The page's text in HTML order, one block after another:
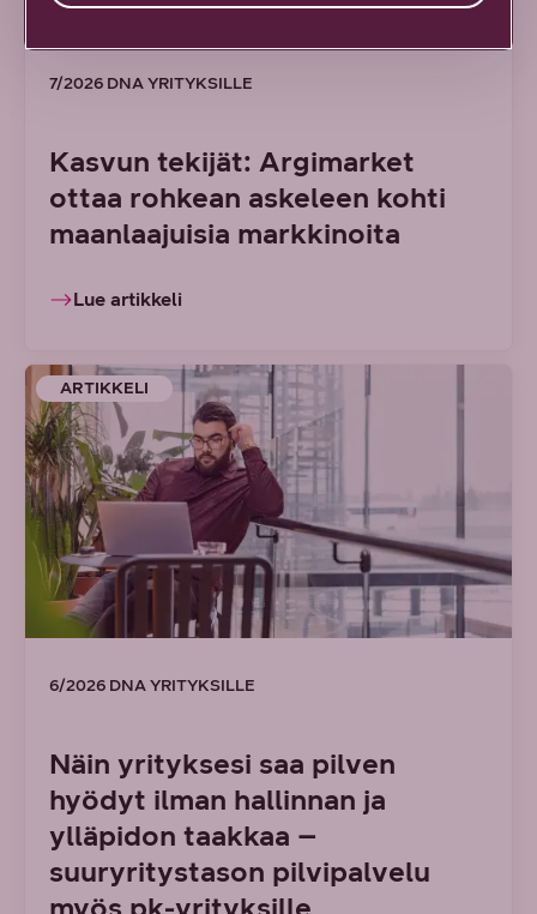
7/2026 DNA YRITYKSILLE
Kasvun tekijät: Argimarket
ottaa rohkean askeleen kohti
maanlaajuisia markkinoita
Lue artikkeli
ARTIKKELI
6/2026 DNA YRITYKSILLE
Näin yrityksesi saa pilven
hyödyt ilman hallinnan ja
ylläpidon taakkaa –
suuryritystason pilvipalvelu